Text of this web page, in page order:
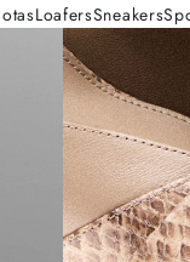
LoafersSneakers